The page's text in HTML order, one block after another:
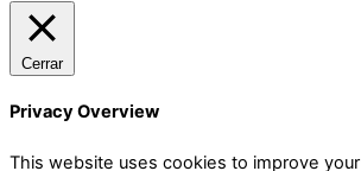
Cerrar
Privacy Overview
This website uses cookies to improve